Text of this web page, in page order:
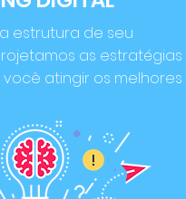
estrutura de seu
as estratégias
atingir os melhores